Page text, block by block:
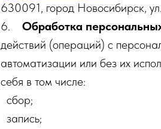
630091, город Новосибирск,
6. Обработка
действий (операций) с
автоматизации или без их
себя в том числе:
сбор;
запись;